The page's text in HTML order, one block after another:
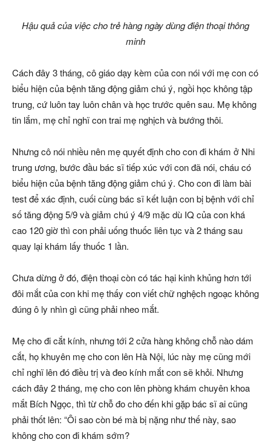
Hậu quả của việc cho trẻ hàng ngày dùng điện thoại thông
minh
Cách đây 3 tháng, cô giáo dạy kèm của con nói với mẹ con có
biểu hiện của bệnh tăng động giảm chú ý, ngồi học không tập
trung, cứ luôn tay luôn chân và học trước quên sau. Mẹ không
tin lắm, mẹ chỉ nghĩ con trai mẹ nghịch và bướng thôi.
Nhưng cô nói nhiều nên mẹ quyết định cho con đi khám ở Nhi
trung ương, bước đầu bác sĩ tiếp xúc với con đã nói, cháu có
biểu hiện của bệnh tăng động giảm chú ý. Cho con đi làm bài
test để xác định, cuối cùng bác sĩ kết luận con bị bệnh với chỉ
số tăng động 5/9 và giảm chú ý 4/9 mặc dù IQ của con khá
cao 120 giờ thì con phải uống thuốc liên tục và 2 tháng sau
quay lại khám lấy thuốc 1 lần.
Chưa dừng ở đó, điện thoại còn có tác hại kinh khủng hơn tới
đôi mắt của con khi mẹ thấy con viết chữ nghệch ngoạc không
đúng ô ly nhìn gì cũng phải nheo mắt.
Mẹ cho đi cắt kính, nhưng tới 2 cửa hàng không chỗ nào dám
cắt, họ khuyên mẹ cho con lên Hà Nội, lúc này mẹ cũng mới
chỉ nghĩ lên đó điều trị và đeo kính mắt con sẽ khỏi. Nhưng
cách đây 2 tháng, mẹ cho con lên phòng khám chuyên khoa
mắt Bích Ngọc, thì từ chỗ đo cho đến khi gặp bác sĩ ai cũng
phải thốt lên: “Ôi sao còn bé mà bị nặng như thế này, sao
không cho con đi khám sớm?